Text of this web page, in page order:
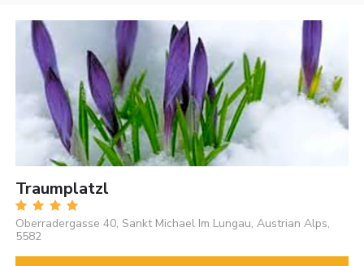
Traumplatzl
Oberradergasse 40, Sankt Michael Im Lungau, Austrian Alps,
5582